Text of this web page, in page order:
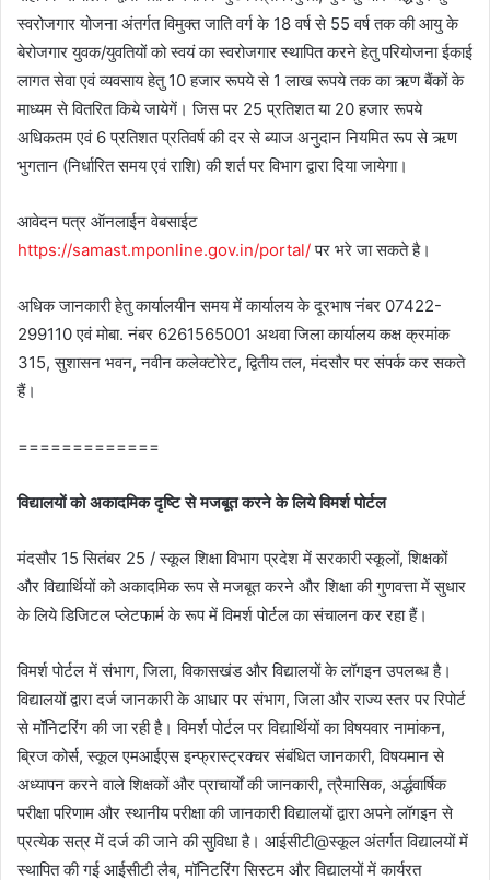
स्वरोजगार योजना अंतर्गत विमुक्त जाति वर्ग के 18 वर्ष से 55 वर्ष तक की आयु के
बेरोजगार युवक/युवतियों को स्वयं का स्वरोजगार स्थापित करने हेतु परियोजना ईकाई
लागत सेवा एवं व्यवसाय हेतु 10 हजार रूपये से 1 लाख रूपये तक का ऋण बैंकों के
माध्यम से वितरित किये जायेगें। जिस पर 25 प्रतिशत या 20 हजार रूपये
अधिकतम एवं 6 प्रतिशत प्रतिवर्ष की दर से ब्याज अनुदान नियमित रूप से ऋण
भुगतान (निर्धारित समय एवं राशि) की शर्त पर विभाग द्वारा दिया जायेगा।
आवेदन पत्र ऑनलाईन वेबसाईट
https://samast.mponline.gov.in/portal/पर भरे जा सकते है।
अधिक जानकारी हेतु कार्यालयीन समय में कार्यालय के दूरभाष नंबर 07422-
299110 एवं मोबा. नंबर 6261565001 अथवा जिला कार्यालय कक्ष क्रमांक
315, सुशासन भवन, नवीन कलेक्टोरेट, द्वितीय तल, मंदसौर पर संपर्क कर सकते
हैं।
=============
विद्यालयों को अकादमिक दृष्टि से मजबूत करने के लिये विमर्श पोर्टल
मंदसौर 15 सितंबर 25 / स्कूल शिक्षा विभाग प्रदेश में सरकारी स्कूलों, शिक्षकों
और विद्यार्थियों को अकादमिक रूप से मजबूत करने और शिक्षा की गुणवत्ता में सुधार
के लिये डिजिटल प्लेटफार्म के रूप में विमर्श पोर्टल का संचालन कर रहा हैं।
विमर्श पोर्टल में संभाग, जिला, विकासखंड और विद्यालयों के लॉगइन उपलब्ध है।
विद्यालयों द्वारा दर्ज जानकारी के आधार पर संभाग, जिला और राज्य स्तर पर रिपोर्ट
से मॉनिटरिंग की जा रही है। विमर्श पोर्टल पर विद्यार्थियों का विषयवार नामांकन,
ब्रिज कोर्स, स्कूल एमआईएस इन्फ्रास्ट्रक्चर संबंधित जानकारी, विषयमान से
अध्यापन करने वाले शिक्षकों और प्राचार्यों की जानकारी, त्रैमासिक, अर्द्धवार्षिक
परीक्षा परिणाम और स्थानीय परीक्षा की जानकारी विद्यालयों द्वारा अपने लॉगइन से
प्रत्येक सत्र में दर्ज की जाने की सुविधा है। आईसीटी@स्कूल अंतर्गत विद्यालयों में
स्थापित की गई आईसीटी लैब, मॉनिटरिंग सिस्टम और विद्यालयों में कार्यरत